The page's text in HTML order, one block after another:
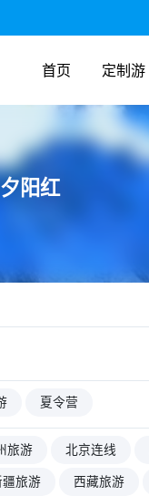
首页 定制游
阳红
夏令营
旅游 北京连线
疆旅游 西藏旅游